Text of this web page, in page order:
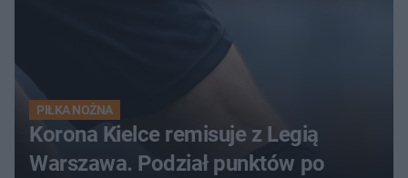
PIŁKA NOŻNA
Korona Kielce remisuje z Legią
Warszawa. Podział punktów po